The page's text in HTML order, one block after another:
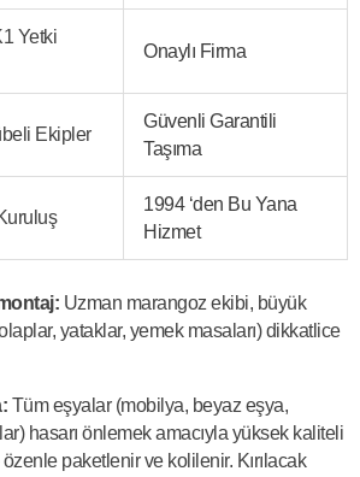
Yetki
Onaylı Firma
Ekipler
Güvenli Garantili
Taşıma
1994 ‘den Bu Yana
Hizmet
Uzman marangoz ekibi, büyük
yataklar, yemek masaları) dikkatlice
Tüm eşyalar (mobilya, beyaz eşya,
hasarı önlemek amacıyla yüksek kaliteli
paketlenir ve kolilenir. Kırılacak